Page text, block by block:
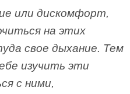
или дискомфорт,
на этих
свое дыхание. Тем
изучить эти
с ними,